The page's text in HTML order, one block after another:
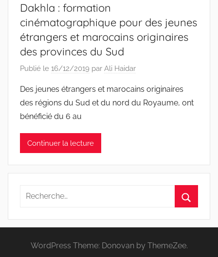
Dakhla : formation
cinématographique pour des jeunes
étrangers et marocains originaires
des provinces du Sud
Publié le 16/12/2019 par Ali Haidar
Des jeunes étrangers et marocains originaires
des régions du Sud et du nord du Royaume, ont
bénéficié du 6 au
Continuer la lecture
Recherche
:
WordPress Theme: Donovan by ThemeZee.